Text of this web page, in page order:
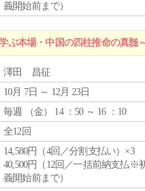
義開始前まで）
ぶ本場・中国の四柱推命の真髄
澤田 昌征
10月 7日 ～ 12月 23日
毎週 （金） 14 ：50 ～ 16 ：10
全12回
14,580円（4回／分割支払い）×3
40,500円（12回／一括前納支払※
義開始前まで）